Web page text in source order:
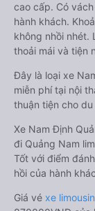
cao cấp. Có
hành khách.
không nhồi nhét.
thoải mái và tiện
Đây là loại xe
miễn phí tại nội
thuận tiện cho du
Xe Nam Định
đi Quảng Nam
Tốt với điểm
hồi của hành
Giá vé xe